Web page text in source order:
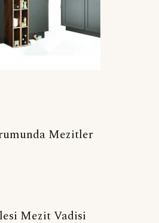
Mezitler
Mezit Vadisi